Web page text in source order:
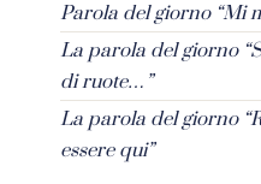
Parola del giorno “Mi
La parola del giorno
di ruote…”
La parola del giorno
essere qui”